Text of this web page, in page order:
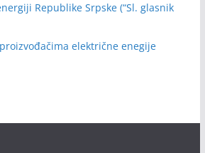
Republike Srpske (“Sl. glasnik
električne enegije